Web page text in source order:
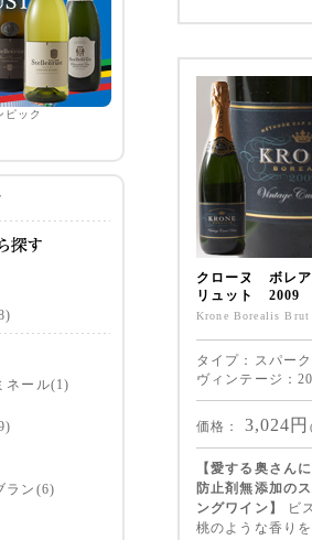
ピック
ネール(1)
ラン(6)
クローヌ ボレ
リュット 2009
Krone Borealis Brut
タイプ：スパー
ヴィンテージ：
価格： 3,024 円
【愛する奥さん
防止剤無添加の
ングワイン】
ビ
桃のような香り